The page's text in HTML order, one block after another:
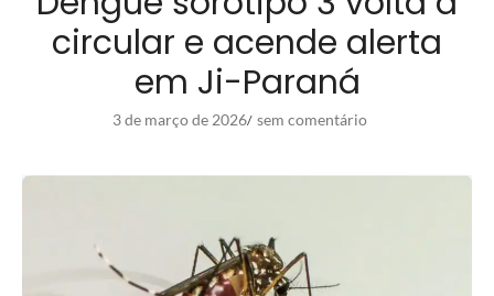
circular e acende alerta
em Ji-Paraná
3 de março de 2026/ sem comentário